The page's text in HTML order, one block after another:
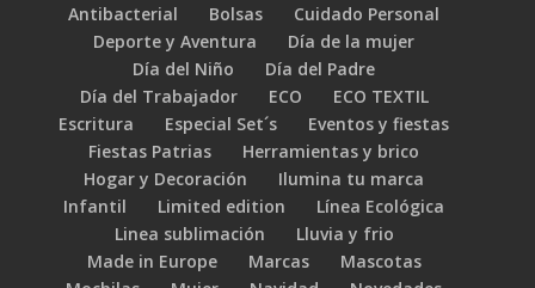
Antibacterial Bolsas
Cuidado Personal
Deporte y Aventura
Día de la mujer
Día del Niño
Día del Padre
Día del Trabajador
ECO
ECO TEXTIL
Escritura
Especial Set´s
Eventos y fiestas
Fiestas Patrias
Herramientas y brico
Hogar y Decoración
Ilumina tu marca
Infantil
Limited edition
Línea Ecológica
Linea sublimación
Lluvia y frio
Made in Europe
Marcas
Mascotas